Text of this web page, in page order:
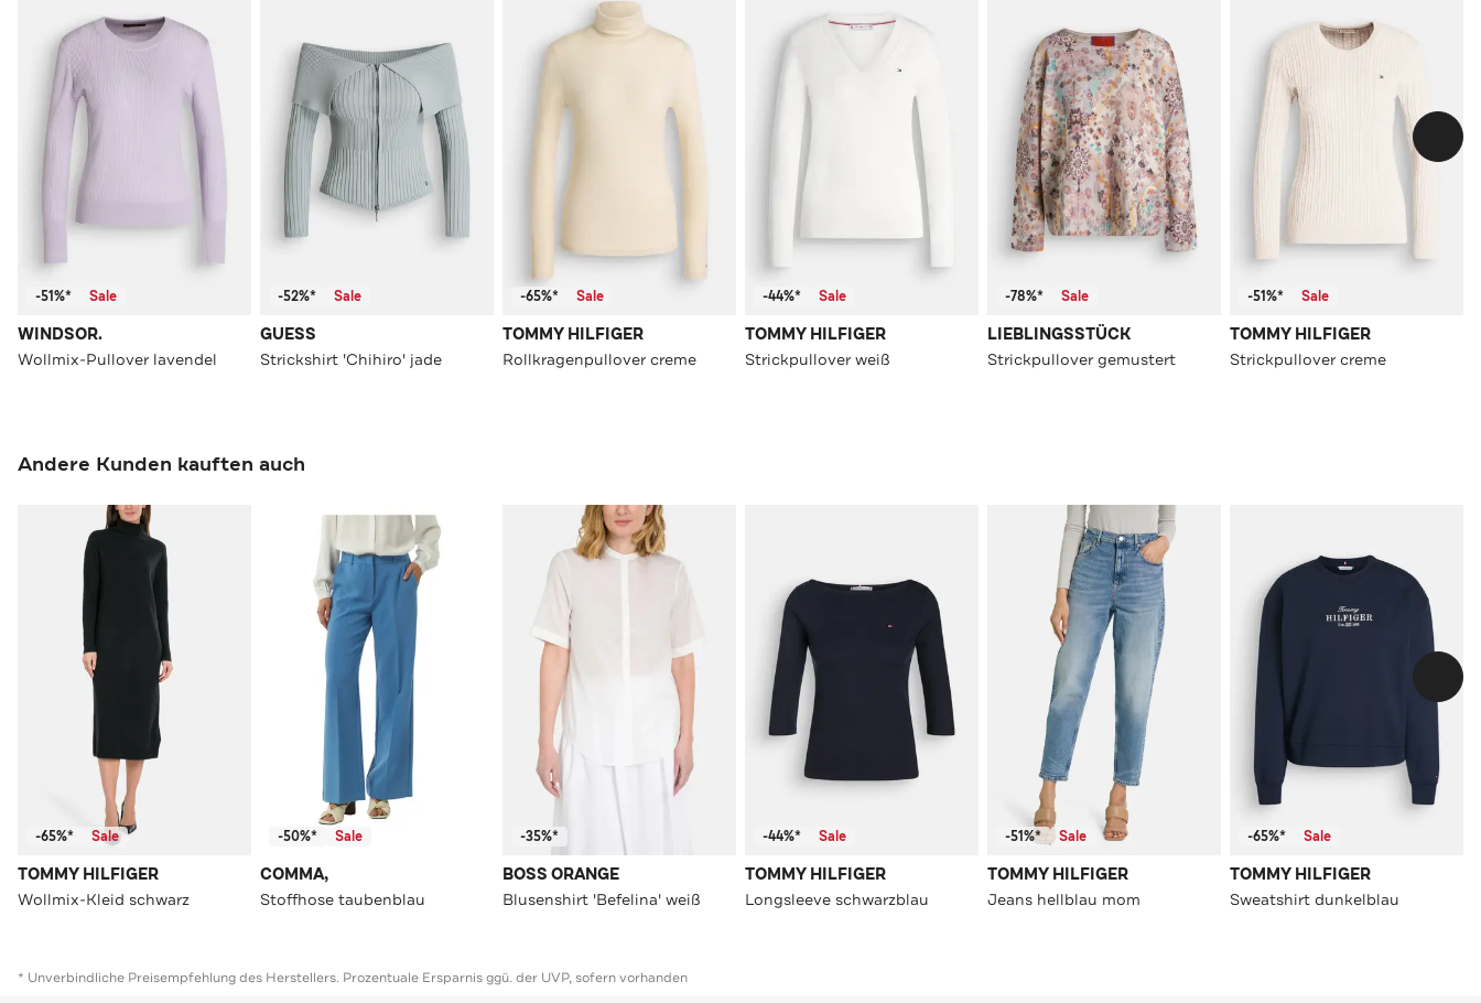
-51%* Sale
WINDSOR.
Wollmix-Pullover lavendel
-52%* Sale
GUESS
Strickshirt 'Chihiro' jade
-65%* Sale
TOMMY HILFIGER
Rollkragenpullover creme
-44%* Sale
TOMMY HILFIGER
Strickpullover weiß
-78%* Sale
LIEBLINGSSTÜCK
Strickpullover gemustert
-51%* Sale
TOMMY HILFIGER
Strickpullover creme
Andere Kunden kauften auch
-65%* Sale
TOMMY HILFIGER
Wollmix-Kleid schwarz
-50%* Sale
COMMA,
Stoffhose taubenblau
-35%*
BOSS ORANGE
Blusenshirt 'Befelina' weiß
-44%* Sale
TOMMY HILFIGER
Longsleeve schwarzblau
-51%* Sale
TOMMY HILFIGER
Jeans hellblau mom
-65%* Sale
TOMMY HILFIGER
Sweatshirt dunkelblau
* Unverbindliche Preisempfehlung des Herstellers. Prozentuale Ersparnis ggü. der UVP, sofern vorhanden